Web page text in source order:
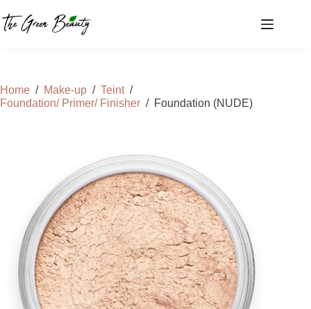
naar
de
Home / Make-up / Teint /
Foundation/ Primer/ Finisher / Foundation (NUDE)